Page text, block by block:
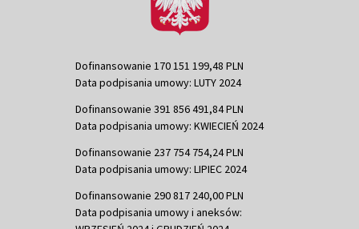
Dofinansowanie 170 151 199,48 PLN
Data podpisania umowy: LUTY 2024
Dofinansowanie 391 856 491,84 PLN
Data podpisania umowy: KWIECIEŃ 2024
Dofinansowanie 237 754 754,24 PLN
Data podpisania umowy: LIPIEC 2024
Dofinansowanie 290 817 240,00 PLN
Data podpisania umowy i aneksów: